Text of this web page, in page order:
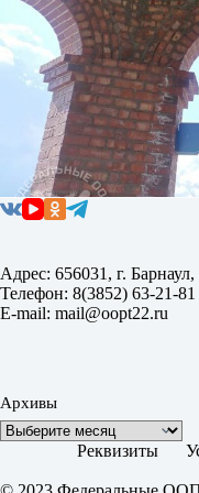
Адрес: 656031, г.
Телефон: 8(3852) 63-21-81
E-mail: mail@oopt22.ru
Архивы
Реквизиты